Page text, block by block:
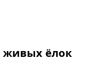
живых ёлок